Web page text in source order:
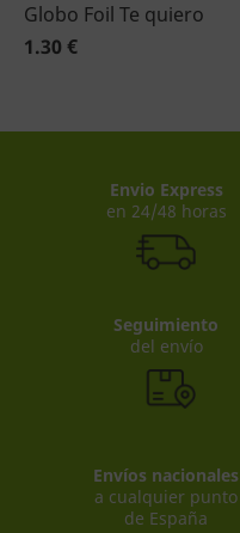
Globo Foil Te quiero
1.30 €
Envio Express
en 24/48 horas
Seguimiento
del envío
Envíos nacionales
a cualquier punto
de España